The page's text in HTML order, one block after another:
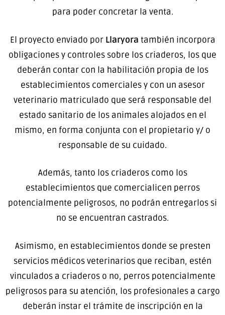
para poder concretar la venta.
El proyecto enviado por Llaryora también incorpora
obligaciones y controles sobre los criaderos, los que
deberán contar con la habilitación propia de los
establecimientos comerciales y con un asesor
veterinario matriculado que será responsable del
estado sanitario de los animales alojados en el
mismo, en forma conjunta con el propietario y/ o
responsable de su cuidado.
Además, tanto los criaderos como los
establecimientos que comercialicen perros
potencialmente peligrosos, no podrán entregarlos si
no se encuentran castrados.
Asimismo, en establecimientos donde se presten
servicios médicos veterinarios que reciban, estén
vinculados a criaderos o no, perros potencialmente
peligrosos para su atención, los profesionales a cargo
deberán instar el trámite de inscripción en la